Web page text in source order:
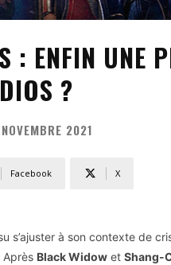
: ENFIN UNE
?
2021
Facebook X
s’ajuster à son contexte de
Après Black Widow et Shang-